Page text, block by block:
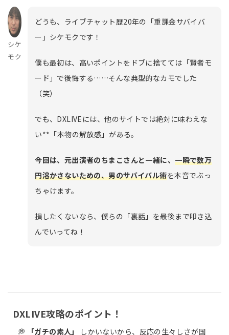
シケ
モク
どうも、ライブチャット歴20年の「重課金サバイバ
ー」シケモクです！
僕も最初は、高いポイントをドブに捨てては「賢者モ
ード」で後悔する……そんな典型的なカモでした
（笑）
でも、DXLIVEには、他のサイトでは絶対に味わえな
い**「本物の解放感」がある。
今回は、元出演者のちまこさんと一緒に、一瞬で数万
円溶かさないための、男のサバイバル術を本音でぶっ
ちゃけます。
損したくないなら、僕らの「裏話」を最後まで叩き込
んでいってね！
DXLIVE攻略のポイント！
💭 「ガチの素人」 しかいないから、反応の生々しさが国